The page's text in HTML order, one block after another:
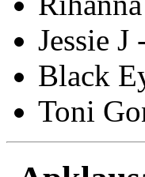
Jessie J
Black
Toni